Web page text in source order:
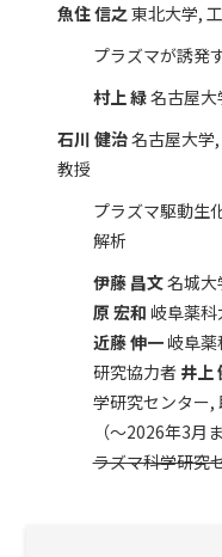
魚住 信之東北大学,
プラズマが誘発
村上 緑名古屋大
石川 健治名古屋大学,
教授
プラズマ駆動生
解析
伊藤 昌文名城大
原 宏和 岐阜薬
近藤 伸一 岐阜
研究協力者 井上
学研究センター,
（～2026年3月
ラズマ科学研究